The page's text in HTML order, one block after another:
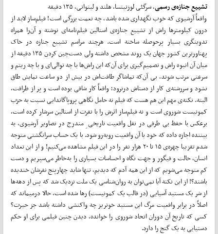
تشییع جنازه‌ی رسمی، سرگئی لوزنیتسا، هلند و لیتوانی، ۱۳۵ دقیقه
واقعاً آرشیوی که خوب نگه­­داری شده باشد، چه نعمت بزرگی است! فیلم­‌ساز لابد از
درون کیلومترها راش از تشییع جنازه‌ی استالین فیلم‌نامه‌ای نوشته و آن­­‌را همراه
تدوین­­گری بسیار پرحوصله ساخته است. هرچند مراسم تشییع جنازه در خاک
پهناورترین کشور جهان یک روند مشخص داشته ولی دست‌­­چین کردن ۱۳۵ دقیقه از
میان آن انبوه راش و تصمیم‌­­گیری برای آن­­‌که این راش‌­­ها با چه توالی­­‌ای و با چه ریتم و
سرعتی مرتب شوند، بی­­ آن­­‌که تماشاگر طاقت‌اش در بیش از دو ساعت نمایش طاق
نشود و سررشته‌ی کار از دست­­اش درنرود؛ واقعاً کار شاقی بوده است و پر از ظرافت،
البته. نکته‌ی مهم این هم هست که فیلم نه حامل نگاهی پروپاگاندایی نسبت به حزب
کمونیست شوروی است و نه فیلم‌­­ساز اثرش را با نفرت از استالین سرشار کرده است،
برعکس با حفظ بی طرفی در نقل واقعیت تاریخی ِ مندرج در تصاویر آرشیوی، به
بیننده اجازه داده که خود با آن واقعیت روبه­­‌رو شود. با یک حساب سرانگشتی متوجه
شدم تقزیبا چهره‌ی ۱۵ تا ۲۰ هزار نفر را در این فیلم مشاهده می‌کنیم! و از این تعداد
انسان، حالت و فیگور و جهت نگاه و احساسات بسیاری را به­‌خاطر می­­‌سپریم و دست­­‌
کم متوجه می­­‌شویم که از این همه آدم که دیدیم، تنها شاید چهارپنج نفرشان خندیده
باشند؟! از این نکته آیا نمی‌توان به روان­­‌شناسی یک ملت نزدیک شد که پس از دهه‌ها
از شر یک مستبد آسیایی (در قالب یک کمونیست) رها شده است، حالا درمی­­ماند که
اصلاً در برابر واقعیت مرگ این مستبد خون­­ریز چه واکنشی داشته باشد جز حیرت؟
کسی که تاریخ آن دوران اتحاد شوروی را خوانده، دیدن چنین فیلمی برای او حکم
دست­یابی به یک گنج را دارد.